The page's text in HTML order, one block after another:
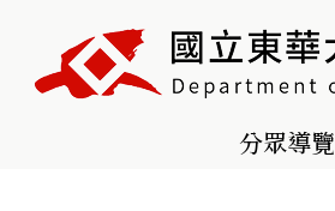
分眾導覽